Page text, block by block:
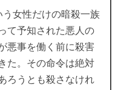
女性だけの暗殺一族
て予知された悪人の
悪事を働く前に殺害
た。その命令は絶対
ろうとも殺さなけれ